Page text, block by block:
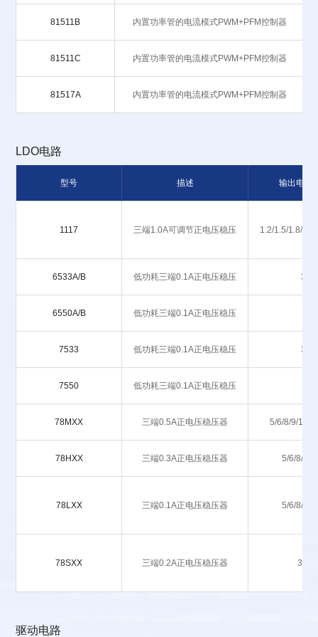
81511B 内置功率管的电流模式PWM+PFM控制器
81511C 内置功率管的电流模式PWM+PFM控制器
81517A 内置功率管的电流模式PWM+PFM控制器
LDO电路
型号 描述 输出电压
1117 三端1.0A可调节正电压稳压 1.2/1.5/1.8/
6533A/B 低功耗三端0.1A正电压稳压 3.3
6550A/B 低功耗三端0.1A正电压稳压
7533 低功耗三端0.1A正电压稳压 3.3
7550 低功耗三端0.1A正电压稳压
78MXX 三端0.5A正电压稳压器 5/6/8/9/12/
78HXX 三端0.3A正电压稳压器 5/6/8/9/
78LXX 三端0.1A正电压稳压器 5/6/8/9/
78SXX 三端0.2A正电压稳压器 3.3/5
驱动电路